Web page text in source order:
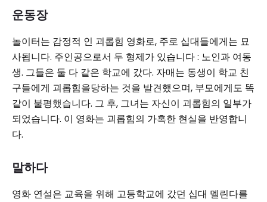
운동장
놀이터는 감정적 인 괴롭힘 영화로, 주로 십대들에게는 묘
사됩니다. 주인공으로서 두 형제가 있습니다 : 노인과 여동
생. 그들은 둘 다 같은 학교에 갔다. 자매는 동생이 학교 친
구들에게 괴롭힘을당하는 것을 발견했으며, 부모에게도 똑
같이 불평했습니다. 그 후, 그녀는 자신이 괴롭힘의 일부가
되었습니다. 이 영화는 괴롭힘의 가혹한 현실을 반영합니
다.
말하다
영화 연설은 교육을 위해 고등학교에 갔던 십대 멜린다를